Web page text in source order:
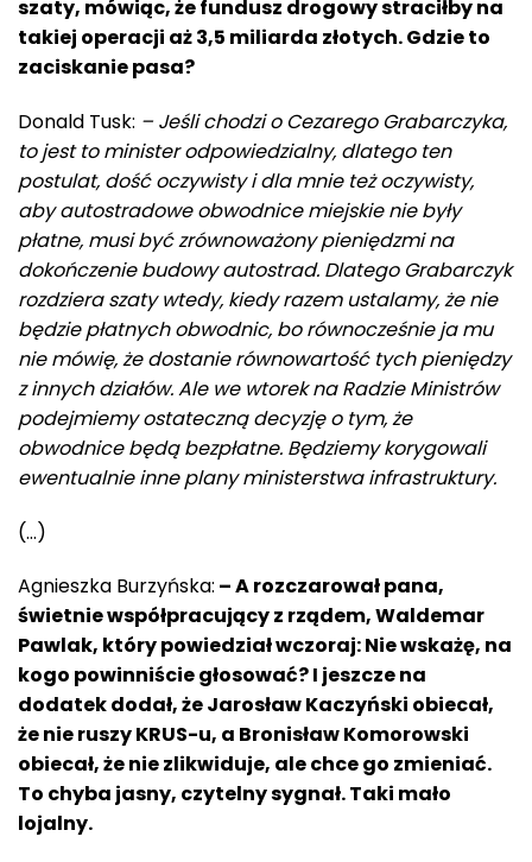
szaty, mówiąc, że fundusz drogowy straciłby na
takiej operacji aż 3,5 miliarda złotych. Gdzie to
zaciskanie pasa?
Donald Tusk: – Jeśli chodzi o Cezarego Grabarczyka,
to jest to minister odpowiedzialny, dlatego ten
postulat, dość oczywisty i dla mnie też oczywisty,
aby autostradowe obwodnice miejskie nie były
płatne, musi być zrównoważony pieniędzmi na
dokończenie budowy autostrad. Dlatego Grabarczyk
rozdziera szaty wtedy, kiedy razem ustalamy, że nie
będzie płatnych obwodnic, bo równocześnie ja mu
nie mówię, że dostanie równowartość tych pieniędzy
z innych działów. Ale we wtorek na Radzie Ministrów
podejmiemy ostateczną decyzję o tym, że
obwodnice będą bezpłatne. Będziemy korygowali
ewentualnie inne plany ministerstwa infrastruktury.
(…)
Agnieszka Burzyńska: – A rozczarował pana,
świetnie współpracujący z rządem, Waldemar
Pawlak, który powiedział wczoraj: Nie wskażę, na
kogo powinniście głosować? I jeszcze na
dodatek dodał, że Jarosław Kaczyński obiecał,
że nie ruszy KRUS-u, a Bronisław Komorowski
obiecał, że nie zlikwiduje, ale chce go zmieniać.
To chyba jasny, czytelny sygnał. Taki mało
lojalny.